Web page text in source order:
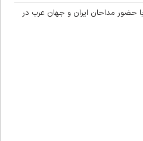
با حضور مداحان ایران و جهان عرب در